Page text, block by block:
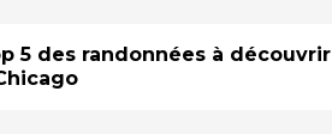
5 des randonnées à découvrir